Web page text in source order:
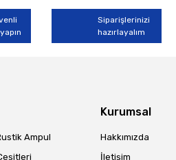
Siparişlerinizi
hazırlayalım
Ampul
Kurumsal
Hakkımızda
İletişim